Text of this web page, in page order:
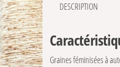
DESCRIPTION
Graines féminisées à